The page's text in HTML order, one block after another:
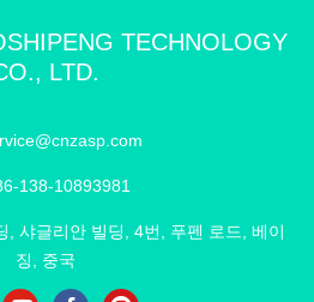
TECHNOLOGY
LTD.
138-10893981
, 샤글리안 빌딩, 4번, 푸펜 로드, 베이
징, 중국